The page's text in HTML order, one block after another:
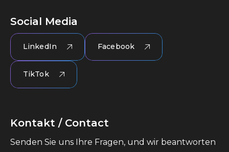
Social Media
LinkedIn Facebook
TikTok
Kontakt / Contact
Senden Sie uns Ihre Fragen, und wir beantworten